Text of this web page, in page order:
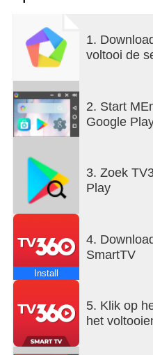
Gebruiksvriendelijke
ervaring met Viettel-
4G/5G-datanetwerk.
• Gebruik op alle
• Marktleidende
Full HD/4K-inhoud,
miniatuurbioscoop.
• Ervaar en bekijk
• Geschikt voor alle
gemakkelijk te gebruiken
gepersonaliseerde
TV360 - Het nummer 1
Ondersteuninghotline:
1.
voltooi de
2. Start
Google
3. Zoek
Play
Install
4.
SmartTV
5. Klik op
het